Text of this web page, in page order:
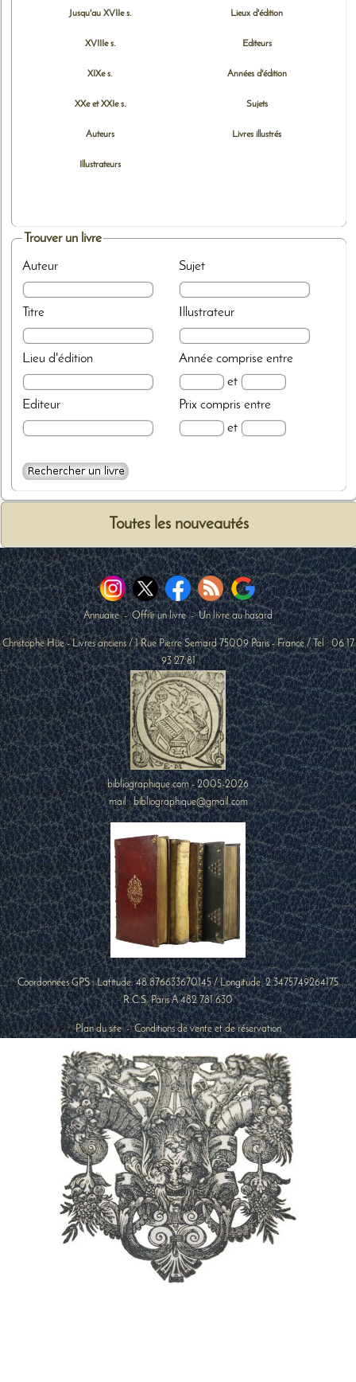
Jusqu'au XVIIe s.
XVIIIe s.
XIXe s.
XXe et XXIe s.
Auteurs
Illustrateurs
Lieux d'édition
Editeurs
Années d'édition
Sujets
Livres illustrés
Trouver un livre
Auteur
Titre
Lieu d'édition
Editeur
Sujet
Illustrateur
Annéecomprise entre
et
Prixcompris entre
et
Toutes les nouveautés
Annuaire-Offrir un livre-Un livre au hasard
Christophe Hüe - Livres anciens /1 Rue Pierre Semard 75009 Paris-France / Tel :06 17
93 27 81
bibliographique.com - 2005-2026
mail : bibliographique@gmail.com
Coordonnées GPS : Latitude:48.876633670145/ Longitude:2.3475749264175
R.C.S. Paris A 482 781 630
Plan du site-Conditions de vente et de réservation